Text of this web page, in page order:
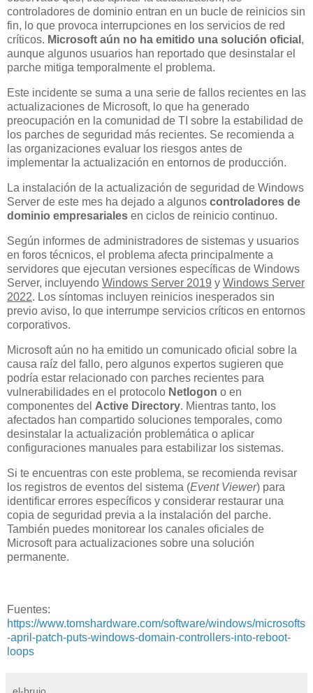
controladores de dominio entran en un bucle de reinicios sin
fin, lo que provoca interrupciones en los servicios de red
críticos. Microsoft aún no ha emitido una solución oficial ,
aunque algunos usuarios han reportado que desinstalar el
parche mitiga temporalmente el problema.
Este incidente se suma a una serie de fallos recientes en las
actualizaciones de Microsoft, lo que ha generado
preocupación en la comunidad de TI sobre la estabilidad de
los parches de seguridad más recientes. Se recomienda a
las organizaciones evaluar los riesgos antes de
implementar la actualización en entornos de producción.
La instalación de la actualización de seguridad de Windows
Server de este mes ha dejado a algunos controladores de
dominio empresariales en ciclos de reinicio continuo.
Según informes de administradores de sistemas y usuarios
en foros técnicos, el problema afecta principalmente a
servidores que ejecutan versiones específicas de Windows
Server, incluyendo Windows Server 2019 y Windows Server
2022. Los síntomas incluyen reinicios inesperados sin
previo aviso, lo que interrumpe servicios críticos en entornos
corporativos.
Microsoft aún no ha emitido un comunicado oficial sobre la
causa raíz del fallo, pero algunos expertos sugieren que
podría estar relacionado con parches recientes para
vulnerabilidades en el protocolo Netlogon o en
componentes del Active Directory. Mientras tanto, los
afectados han compartido soluciones temporales, como
desinstalar la actualización problemática o aplicar
configuraciones manuales para estabilizar los sistemas.
Si te encuentras con este problema, se recomienda revisar
los registros de eventos del sistema (Event Viewer) para
identificar errores específicos y considerar restaurar una
copia de seguridad previa a la instalación del parche.
También puedes monitorear los canales oficiales de
Microsoft para actualizaciones sobre una solución
permanente.
Fuentes:
https://www.tomshardware.com/software/windows/microsofts
-april-patch-puts-windows-domain-controllers-into-reboot-
loops